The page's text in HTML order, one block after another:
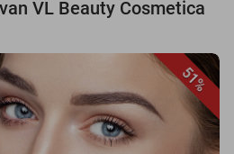
VL Beauty Cosmetica
51%